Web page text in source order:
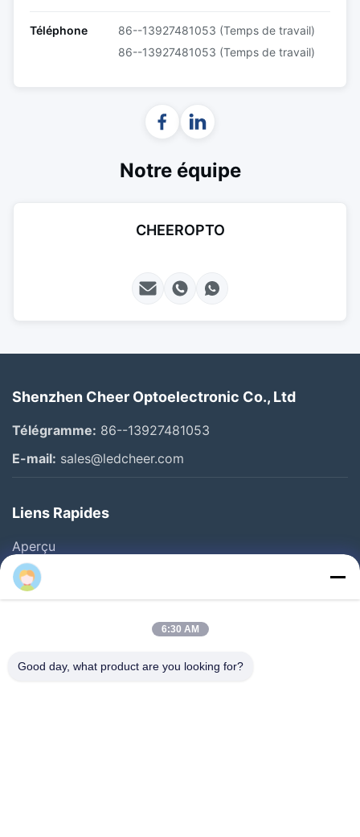
Téléphone
86--13927481053 (Temps de travail)
86--13927481053 (Temps de travail)
Notre équipe
CHEEROPTO
Shenzhen Cheer Optoelectronic Co., Ltd
Télégramme: 86--13927481053
E-mail: sales@ledcheer.com
Liens Rapides
Aperçu
Produits
A Propos De Nous
Contrôle De La Qualité
6:30 AM
Good day, what product are you looking for?